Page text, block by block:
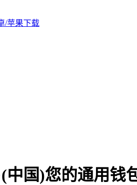
/苹果下载
中国)您的通用钱